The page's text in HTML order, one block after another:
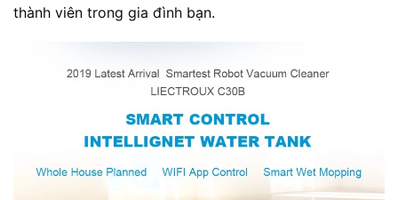
thành viên trong gia đình bạn.